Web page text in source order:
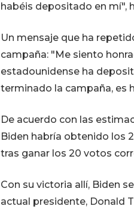
habéis depositado en mí",
Un mensaje que ha
campaña: "Me siento
estadounidense ha
terminado la campaña, es
De acuerdo con las
Biden habría obtenido los
tras ganar los 20 votos
Con su victoria allí, Biden
actual presidente, Donald